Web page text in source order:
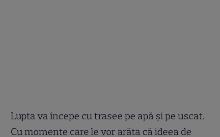
Lupta va începe cu trasee pe apă și pe uscat.
Cu momente care le vor arăta că ideea de